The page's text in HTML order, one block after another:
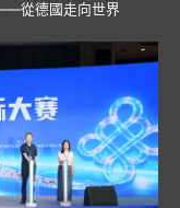
從德國走向世界